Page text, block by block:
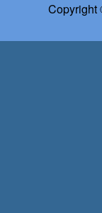
Copyright